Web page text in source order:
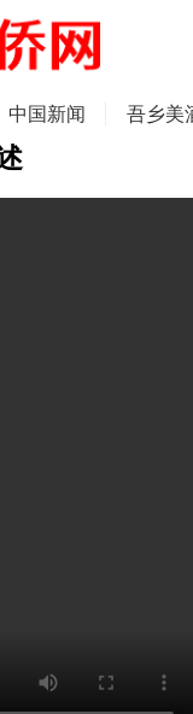
中国新闻 吾乡美